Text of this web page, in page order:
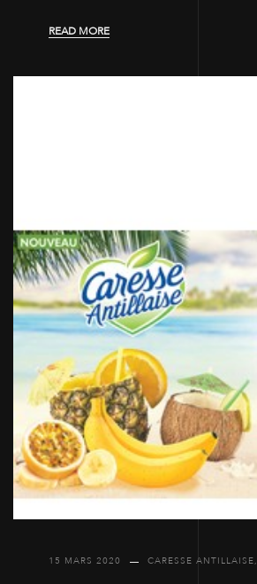
READ MORE
15 MARS 2020 CARESSE ANTILLAISE,